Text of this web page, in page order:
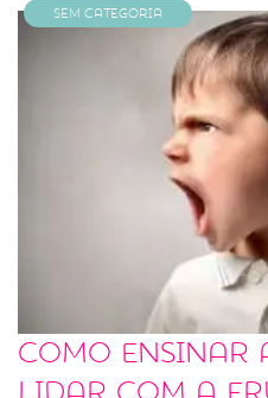
Sem categoria
Como ensinar